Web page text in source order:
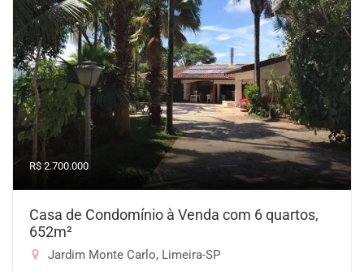
R$ 2.700.000
Casa de Condomínio à Venda com 6 quartos,
652m²
Jardim Monte Carlo, Limeira-SP